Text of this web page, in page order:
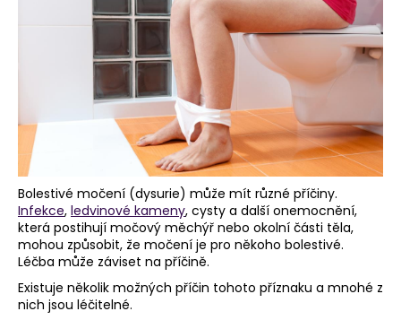
Bolestivé močení (dysurie) může mít různé příčiny.
Infekce, ledvinové kameny, cysty a další onemocnění,
která postihují močový měchýř nebo okolní části těla,
mohou způsobit, že močení je pro někoho bolestivé.
Léčba může záviset na příčině.
Existuje několik možných příčin tohoto příznaku a mnohé z
nich jsou léčitelné.
t
?
HLEDAT